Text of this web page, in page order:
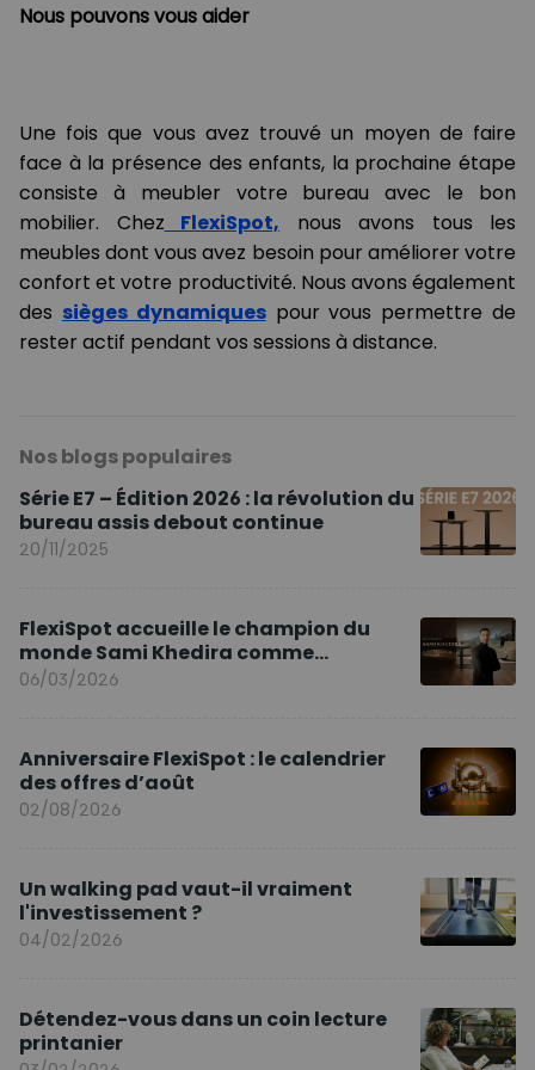
Nous pouvons vous aider
Une fois que vous avez trouvé un moyen de faire
face à la présence des enfants, la prochaine étape
consiste à meubler votre bureau avec le bon
mobilier. Chez FlexiSpot, nous avons tous les
meubles dont vous avez besoin pour améliorer votre
confort et votre productivité. Nous avons également
des sièges dynamiquespour vous permettre de
rester actif pendant vos sessions à distance.
Nos blogs populaires
Série E7 – Édition 2026 : la révolution du
bureau assis debout continue
20/11/2025
FlexiSpot accueille le champion du
monde Sami Khedira comme
ambassadeur de la marque en Europe
06/03/2026
Anniversaire FlexiSpot : le calendrier
des offres d’août
02/08/2026
Un walking pad vaut-il vraiment
l'investissement ?
04/02/2026
Détendez-vous dans un coin lecture
printanier